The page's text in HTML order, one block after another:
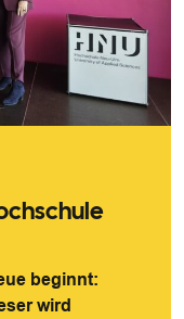
beginnt:
wird